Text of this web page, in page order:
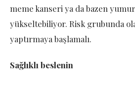
meme kanseri ya da bazen
yükseltebiliyor. Risk grubunda
yaptırmaya başlamalı.
Sağlıklı beslenin